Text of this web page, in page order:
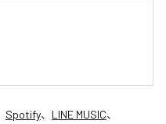
Spotify、 LINE MUSIC、